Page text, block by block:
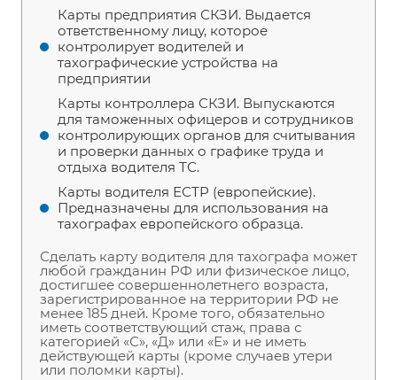
Карты предприятия СКЗИ. Выдается
ответственному лицу, которое
контролирует водителей и
тахографические устройства на
предприятии
Карты контроллера СКЗИ. Выпускаются
для таможенных офицеров и сотрудников
контролирующих органов для считывания
и проверки данных о графике труда и
отдыха водителя ТС.
Карты водителя ЕСТР (европейские).
Предназначены для использования на
тахографах европейского образца.
Сделать карту водителя для тахографа может
любой гражданин РФ или физическое лицо,
достигшее совершеннолетнего возраста,
зарегистрированное на территории РФ не
менее 185 дней. Кроме того, обязательно
иметь соответствующий стаж, права с
категорией «С», «Д» или «Е» и не иметь
действующей карты (кроме случаев утери
или поломки карты).